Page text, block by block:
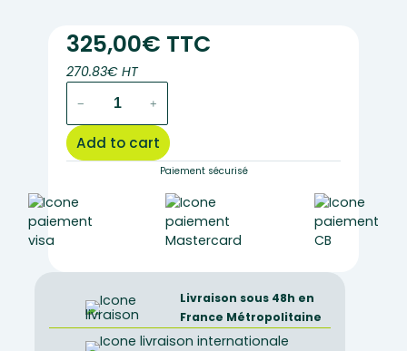
325,00€ TTC
270.83€ HT
camera
(
)
quantity
− +
Add to cart
Paiement sécurisé
Livraison sous 48h en
France Métropolitaine